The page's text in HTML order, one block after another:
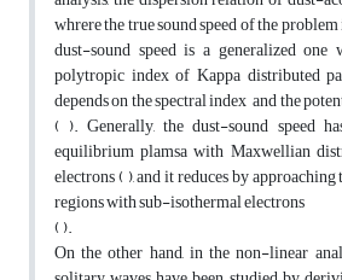
whrere the true sound speed of the
dust-sound speed is a generalized one
polytropic index of Kappa distributed
depends on the spectral index and the
( ). Generally, the dust-sound speed
equilibrium plamsa with Maxwellian
electrons ( ), and it reduces by
regions with sub-isothermal electrons
( ).
On the other hand, in the non-linear